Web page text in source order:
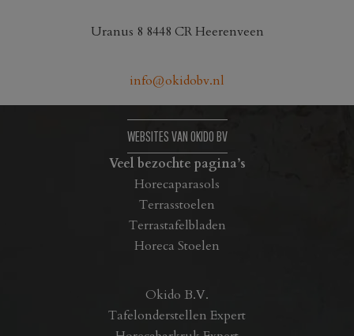
Uranus 8 8448 CR Heerenveen
info@okidobv.nl
WEBSITES VAN OKIDO BV
Veel bezochte pagina’s
Horecaparasols
Terrasstoelen
Terrastafelbladen
Horeca Stoelen
Okido B.V.
Tafelonderstellen Expert